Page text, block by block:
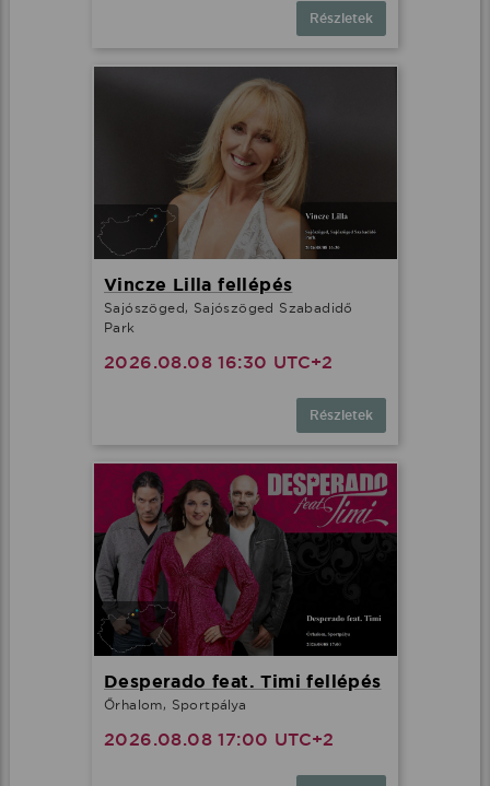
Részletek
Vincze Lilla fellépés
Sajószöged, Sajószöged Szabadidő
Park
2026.08.08 16:30 UTC+2
Részletek
Desperado feat. Timi fellépés
Őrhalom, Sportpálya
2026.08.08 17:00 UTC+2